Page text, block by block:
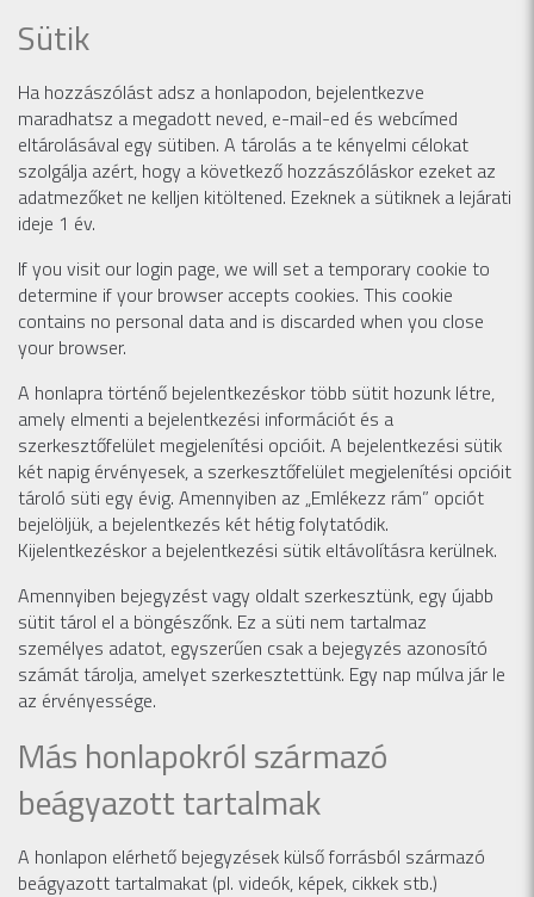
Sütik
Ha hozzászólást adsz a honlapodon, bejelentkezve
maradhatsz a megadott neved, e-mail-ed és webcímed
eltárolásával egy sütiben. A tárolás a te kényelmi célokat
szolgálja azért, hogy a következő hozzászóláskor ezeket az
adatmezőket ne kelljen kitöltened. Ezeknek a sütiknek a lejárati
ideje 1 év.
If you visit our login page, we will set a temporary cookie to
determine if your browser accepts cookies. This cookie
contains no personal data and is discarded when you close
your browser.
A honlapra történő bejelentkezéskor több sütit hozunk létre,
amely elmenti a bejelentkezési információt és a
szerkesztőfelület megjelenítési opcióit. A bejelentkezési sütik
két napig érvényesek, a szerkesztőfelület megjelenítési opcióit
tároló süti egy évig. Amennyiben az „Emlékezz rám” opciót
bejelöljük, a bejelentkezés két hétig folytatódik.
Kijelentkezéskor a bejelentkezési sütik eltávolításra kerülnek.
Amennyiben bejegyzést vagy oldalt szerkesztünk, egy újabb
sütit tárol el a böngészőnk. Ez a süti nem tartalmaz
személyes adatot, egyszerűen csak a bejegyzés azonosító
számát tárolja, amelyet szerkesztettünk. Egy nap múlva jár le
az érvényessége.
Más honlapokról származó
beágyazott tartalmak
A honlapon elérhető bejegyzések külső forrásból származó
beágyazott tartalmakat (pl. videók, képek, cikkek stb.)